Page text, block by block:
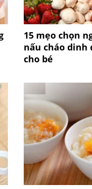
15 mẹo chọn
nấu cháo dinh
cho bé